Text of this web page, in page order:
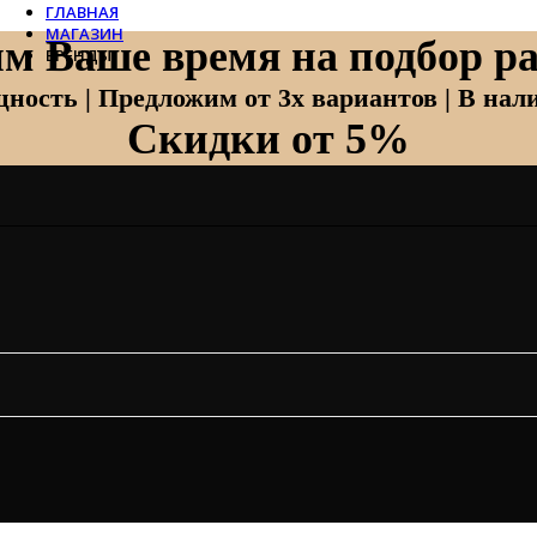
Ваше время на подбор
| Предложим от 3х вариантов | В
Скидки от 5%
ГЛАВНАЯ
МАГАЗИН
БРЕНДЫ
Zehnder
Zehnder Charleston
Loten
Mitsubishi Electric
Systemair